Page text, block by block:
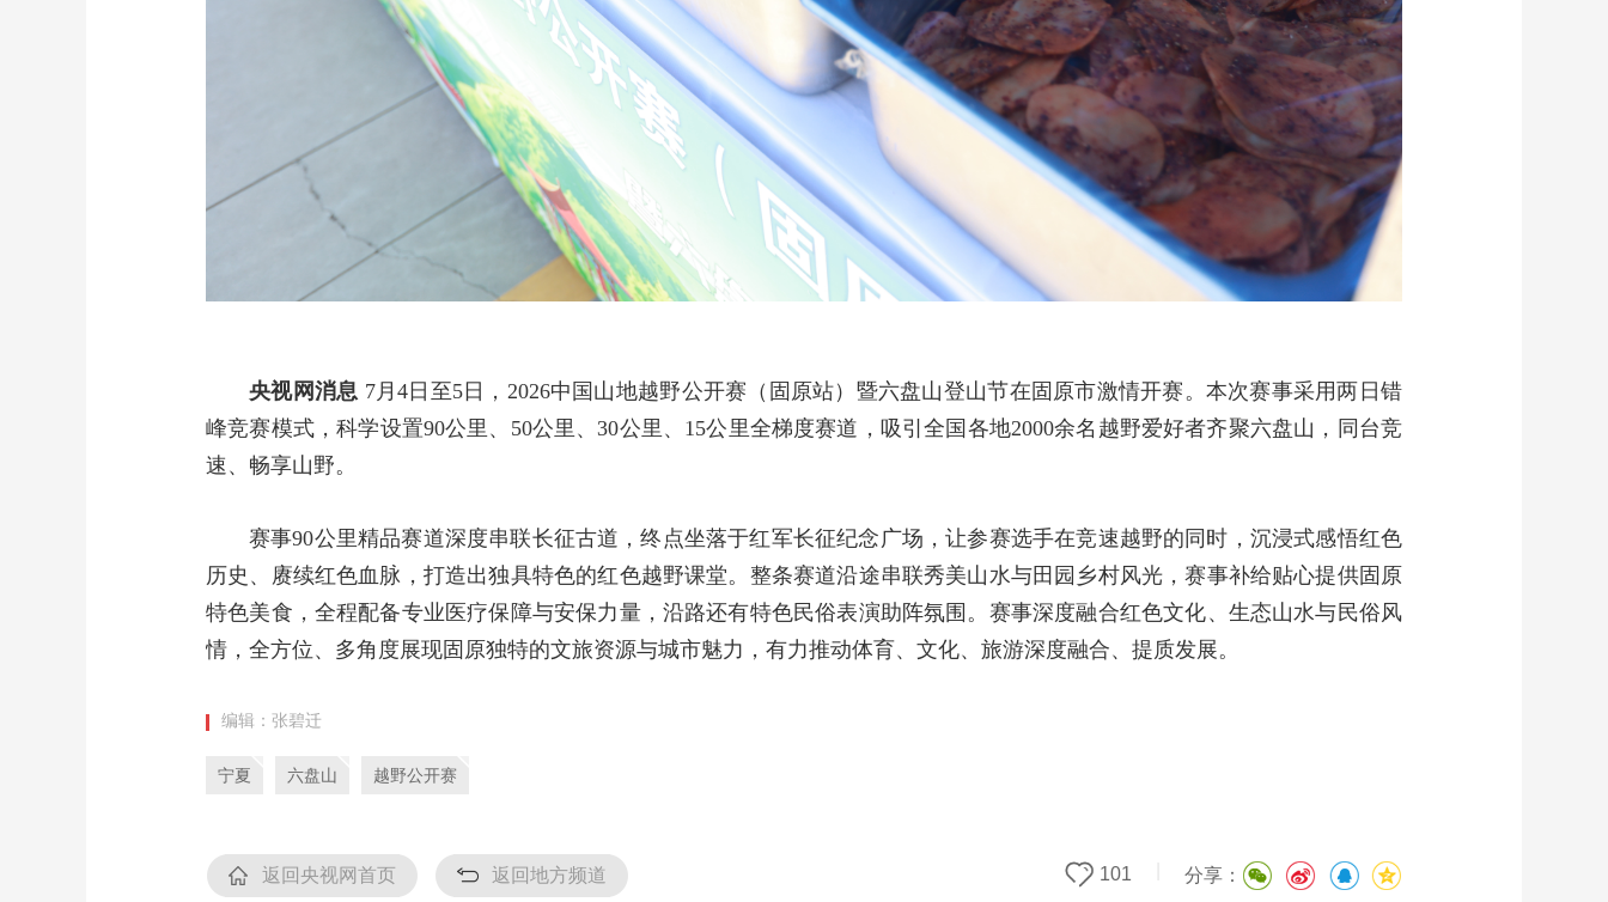
央视网消息 7月4日至5日，2026中国山地越野公开赛（固原站）暨六盘山登山节在固原市激情开赛。本次赛事采用两日错
峰竞赛模式，科学设置90公里、50公里、30公里、15公里全梯度赛道，吸引全国各地2000余名越野爱好者齐聚六盘山，同台竞
速、畅享山野。
赛事90公里精品赛道深度串联长征古道，终点坐落于红军长征纪念广场，让参赛选手在竞速越野的同时，沉浸式感悟红色
历史、赓续红色血脉，打造出独具特色的红色越野课堂。整条赛道沿途串联秀美山水与田园乡村风光，赛事补给贴心提供固原
特色美食，全程配备专业医疗保障与安保力量，沿路还有特色民俗表演助阵氛围。赛事深度融合红色文化、生态山水与民俗风
情，全方位、多角度展现固原独特的文旅资源与城市魅力，有力推动体育、文化、旅游深度融合、提质发展。
编辑：张碧迁
宁夏 六盘山 越野公开赛
返回央视网首页 返回地方频道 分享：
101